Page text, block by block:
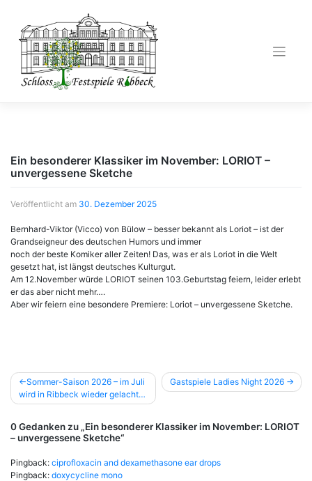
springen
Ein besonderer Klassiker im November: LORIOT –
unvergessene Sketche
Veröffentlicht am 30. Dezember 2025
Bernhard-Viktor (Vicco) von Bülow – besser bekannt als Loriot – ist der
Grandseigneur des deutschen Humors und immer
noch der beste Komiker aller Zeiten! Das, was er als Loriot in die Welt
gesetzt hat, ist längst deutsches Kulturgut.
Am 12.November würde LORIOT seinen 103.Geburtstag feiern, leider erlebt
er das aber nicht mehr….
Aber wir feiern eine besondere Premiere: Loriot – unvergessene Sketche.
Beitragsnavigation
Sommer-Saison 2026 – im Juli
wird in Ribbeck wieder gelacht…
Gastspiele Ladies Night 2026
0 Gedanken zu „Ein besonderer Klassiker im November: LORIOT
– unvergessene Sketche“
Pingback: ciprofloxacin and dexamethasone ear drops
Pingback: doxycycline mono